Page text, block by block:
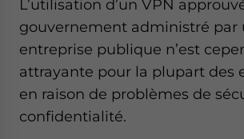
L’utilisation d’un VPN
gouvernement administré par
entreprise publique n’est
attrayante pour la plupart des
en raison de problèmes de
confidentialité.